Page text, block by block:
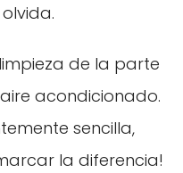
de la parte
acondicionado.
sencilla,
la diferencia!